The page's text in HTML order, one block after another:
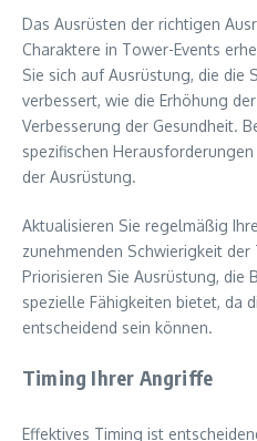
Das Ausrüsten der richtigen
Charaktere in Tower-Events
Sie sich auf Ausrüstung, die die
verbessert, wie die Erhöhung
Verbesserung der Gesundheit.
spezifischen
der Ausrüstung.
Aktualisieren Sie regelmäßig
zunehmenden Schwierigkeit
Priorisieren Sie Ausrüstung, die
spezielle Fähigkeiten bietet, da
entscheidend sein können.
Timing Ihrer Angriffe
Effektives Timing ist